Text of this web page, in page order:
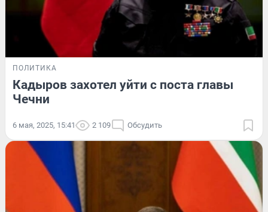
ПОЛИТИКА
Кадыров захотел уйти с поста главы
Чечни
6 мая, 2025, 15:41 2 109 Обсудить